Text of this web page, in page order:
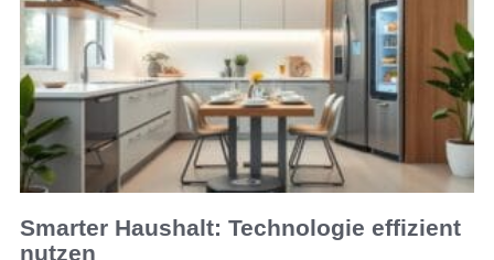
Smarter Haushalt: Technologie effizient
nutzen